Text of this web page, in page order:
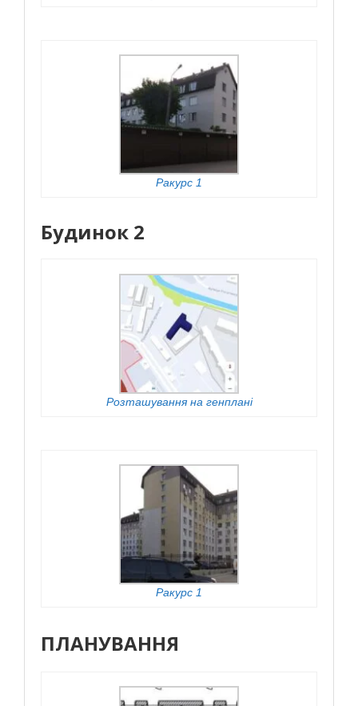
Ракурс 1
Будинок 2
Розташування на генплані
Ракурс 1
ПЛАНУВАННЯ